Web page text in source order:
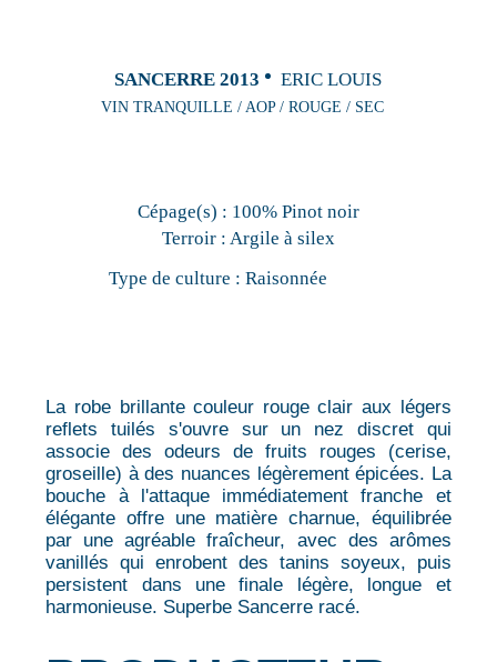
SANCERRE 2013 ERIC LOUIS
VIN TRANQUILLE / AOP / ROUGE / SEC
Cépage(s) : 100% Pinot noir
Terroir : Argile à silex
Type de culture : Raisonnée
La robe brillante couleur rouge clair aux légers
reflets tuilés s'ouvre sur un nez discret qui
associe des odeurs de fruits rouges (cerise,
groseille) à des nuances légèrement épicées. La
bouche à l'attaque immédiatement franche et
élégante offre une matière charnue, équilibrée
par une agréable fraîcheur, avec des arômes
vanillés qui enrobent des tanins soyeux, puis
persistent dans une finale légère, longue et
harmonieuse. Superbe Sancerre racé.